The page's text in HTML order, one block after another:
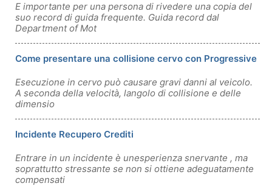
E importante per una persona di rivedere una copia del
suo record di guida frequente. Guida record dal
Department of Mot
Come presentare una collisione cervo con Progressive
Esecuzione in cervo può causare gravi danni al veicolo.
A seconda della velocità, langolo di collisione e delle
dimensio
Incidente Recupero Crediti
Entrare in un incidente è unesperienza snervante , ma
soprattutto stressante se non si ottiene adeguatamente
compensati